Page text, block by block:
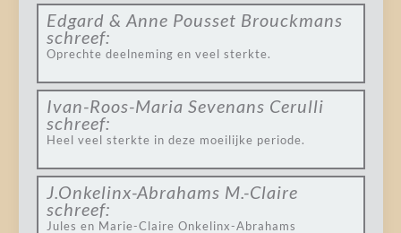
Edgard & Anne Pousset Brouckmans
schreef:
Oprechte deelneming en veel sterkte.
Ivan-Roos-Maria Sevenans Cerulli
schreef:
Heel veel sterkte in deze moeilijke periode.
J.Onkelinx-Abrahams M.-Claire
schreef:
Jules en Marie-Claire Onkelinx-Abrahams